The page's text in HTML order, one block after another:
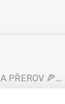
PŘEROV 🍕...